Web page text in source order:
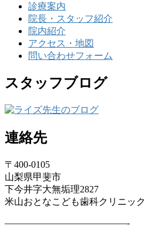
診療案内
院長・スタッフ紹介
院内紹介
アクセス・地図
問い合わせフォーム
スタッフブログ
連絡先
〒400-0105
山梨県甲斐市
下今井字大無垢理2827
米山おとなこども歯科クリニック
—————————————-